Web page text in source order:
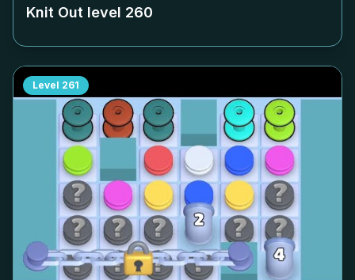
Knit Out level 260
Level 261